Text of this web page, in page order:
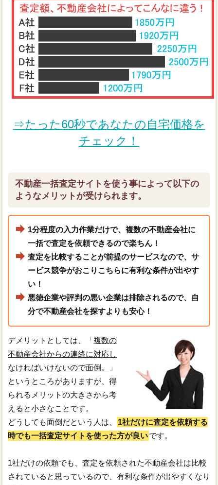
⇒たった60秒であなたの自宅価格を
チェック！
不動産一括査定サイトを使う事によって以下の
ようなメリットが受けられます。
1分程度の入力作業だけで、複数の不動産会社に
一括で査定を依頼できるので楽ちん！
査定を比較することが前提のサービスなので、サ
ービス競争がおこりこちらに有利な条件が出やす
い！
悪徳企業や評判の悪い企業は排除されるので、自
分で不動産会社を探すよりも安心！
デメリットとしては、「 複数の
不動産会社からの連絡に対応し
なければいけないので面倒。
」
というところがありますが、得
られるメリットの大きさから考
えると小さなことです。
どうしても面倒だという人は、
1社だけに査定を依頼する
時でも一括査定サイトを使った方が良いです。
1社だけの依頼でも、査定を依頼された不動産会社は比較
されていると思っているので、有利な条件が出やすくなり